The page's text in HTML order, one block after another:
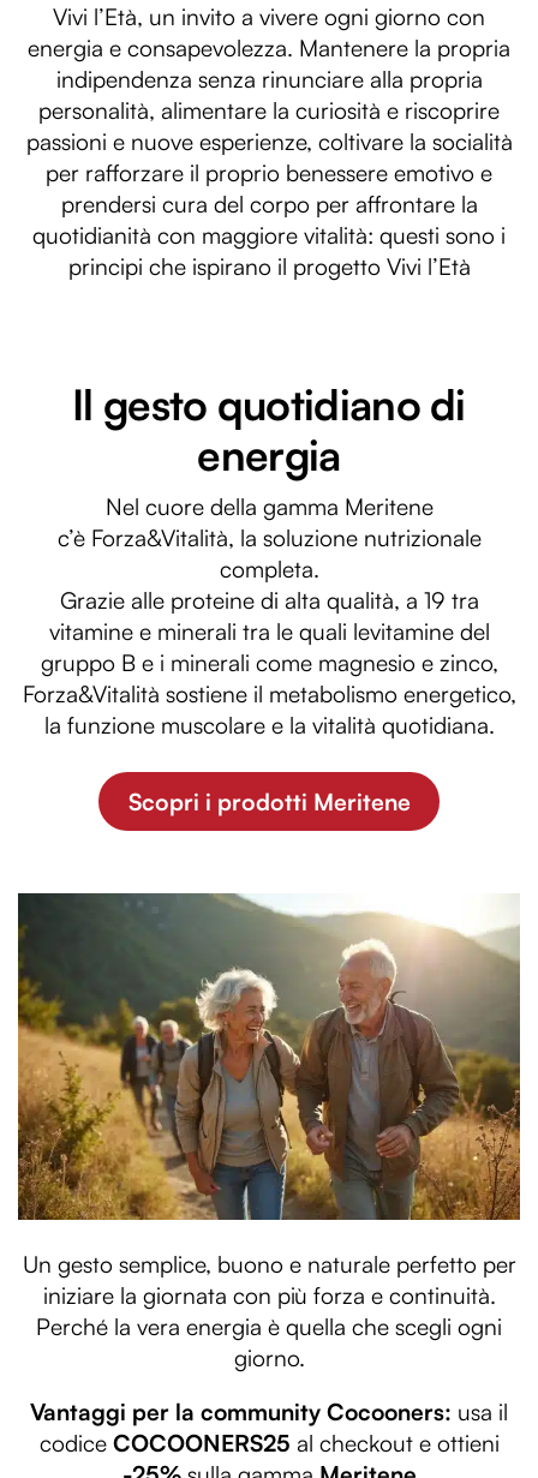
Vivi l’Età, un invito a vivere ogni giorno con
energia e consapevolezza. Mantenere la propria
indipendenza senza rinunciare alla propria
personalità, alimentare la curiosità e riscoprire
passioni e nuove esperienze, coltivare la socialità
per rafforzare il proprio benessere emotivo e
prendersi cura del corpo per affrontare la
quotidianità con maggiore vitalità: questi sono i
principi che ispirano il progetto Vivi l’Età
Il gesto quotidiano di
energia
Nel cuore della gamma Meritene
c’è Forza&Vitalità, la soluzione nutrizionale
completa.
Grazie alle proteine di alta qualità, a 19 tra
vitamine e minerali tra le quali levitamine del
gruppo B e i minerali come magnesio e zinco,
Forza&Vitalità sostiene il metabolismo energetico,
la funzione muscolare e la vitalità quotidiana.
Scopri i prodotti Meritene
Un gesto semplice, buono e naturale perfetto per
iniziare la giornata con più forza e continuità.
Perché la vera energia è quella che scegli ogni
giorno.
Vantaggi per la community Cocooners: usa il
codice COCOONERS25 al checkout e ottieni